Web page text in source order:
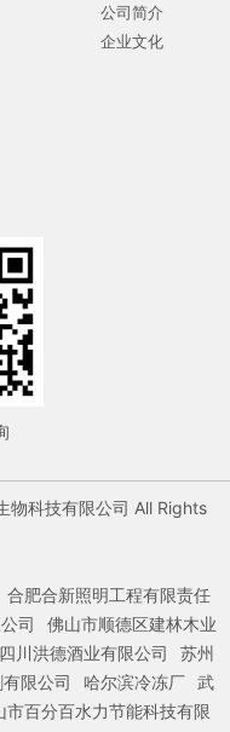
公司简介
企业文化
科技有限公司 All Rights
合肥合新照明工程有限责任
司
佛山市顺德区建林木业
四川洪德酒业有限公司
苏州
限公司 哈尔滨冷冻厂 武
市百分百水力节能科技有限